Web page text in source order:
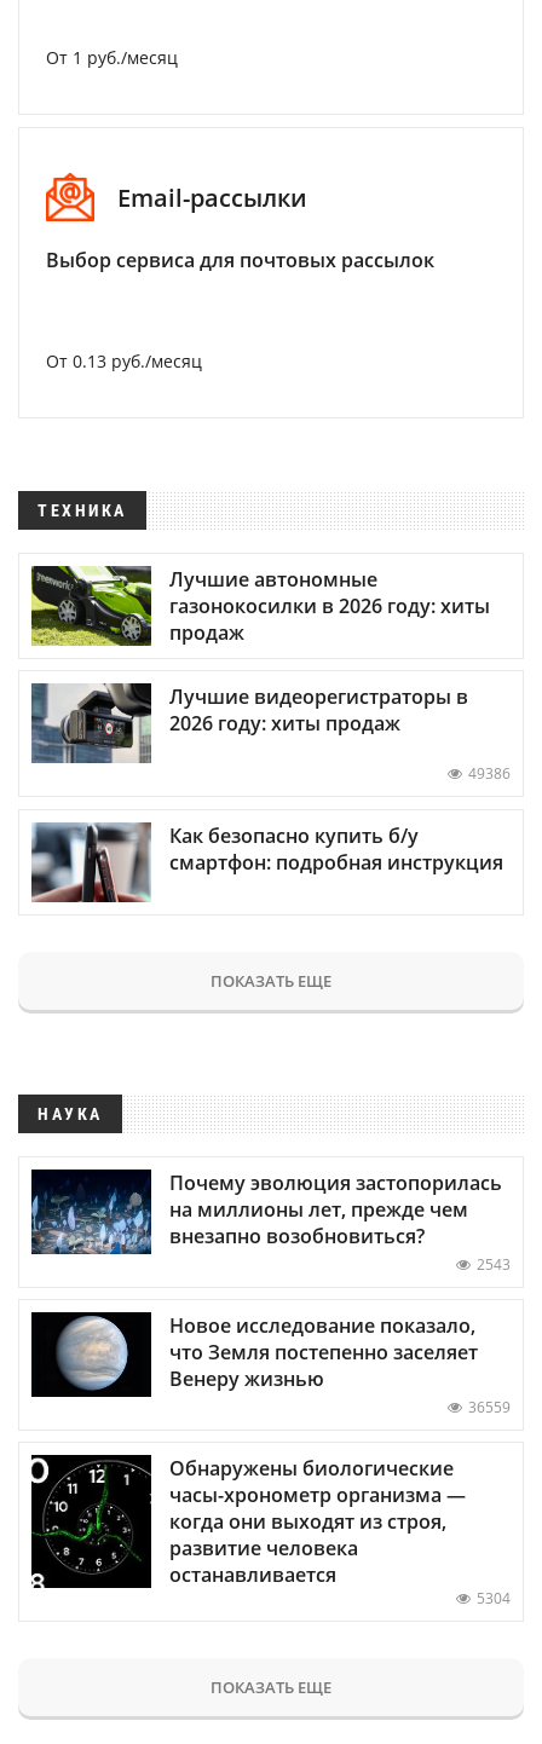
От 1 руб./месяц
Email-рассылки
Выбор сервиса для почтовых рассылок
От 0.13 руб./месяц
ТЕХНИКА
Лучшие автономные
газонокосилки в 2026 году: хиты
продаж
Лучшие видеорегистраторы в
2026 году: хиты продаж
49386
Как безопасно купить б/у
смартфон: подробная инструкция
ПОКАЗАТЬ ЕЩЕ
НАУКА
Почему эволюция застопорилась
на миллионы лет, прежде чем
внезапно возобновиться?
2543
Новое исследование показало,
что Земля постепенно заселяет
Венеру жизнью
36559
Обнаружены биологические
часы-хронометр организма —
когда они выходят из строя,
развитие человека
останавливается
5304
ПОКАЗАТЬ ЕЩЕ